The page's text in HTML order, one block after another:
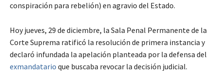
conspiración para rebelión) en agravio del Estado.
Hoy jueves, 29 de diciembre, la Sala Penal Permanente de la
Corte Suprema ratificó la resolución de primera instancia y
declaró infundada la apelación planteada por la defensa del
exmandatario que buscaba revocar la decisión judicial.